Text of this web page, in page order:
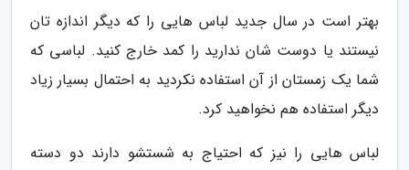
بهتر است در سال جدید لباس هایی را که دیگر اندازه تان
نیستند یا دوست شان ندارید را کمد خارج کنید. لباسی که
شما یک زمستان از آن استفاده نکردید به احتمال بسیار زیاد
دیگر استفاده هم نخواهید کرد.
لباس هایی را نیز که احتیاج به شستشو دارند دو دسته